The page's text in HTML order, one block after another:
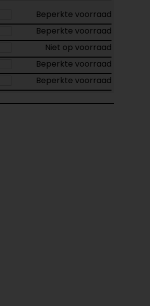
Beperkte voorraad
Beperkte voorraad
Niet op voorraad
Beperkte voorraad
Beperkte voorraad